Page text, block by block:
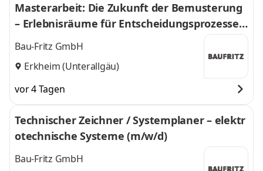
Masterarbeit: Die Zukunft der Bemusterung
– Erlebnisräume für Entscheidungsprozesse i
m Hausbau neu denken
Bau-Fritz GmbH
Erkheim (Unterallgäu)
vor 4 Tagen
Technischer Zeichner / Systemplaner – elektr
otechnische Systeme (m/w/d)
Bau-Fritz GmbH